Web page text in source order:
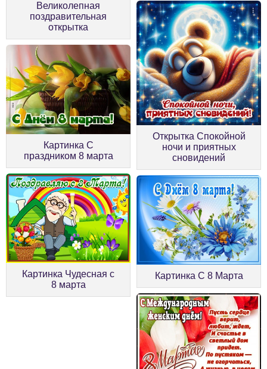
Великолепная
поздравительная
открытка
Открытка Спокойной
ночи и приятных
сновидений
Картинка С
праздником 8 марта
Картинка С 8 Марта
Картинка Чудесная с
8 марта